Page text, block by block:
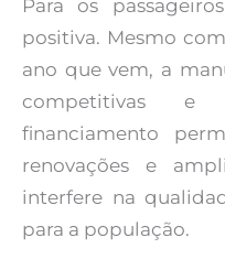
Para os
positiva. Mesmo
ano que vem, a
competitivas e
financiamento
renovações e
interfere na
para a população.